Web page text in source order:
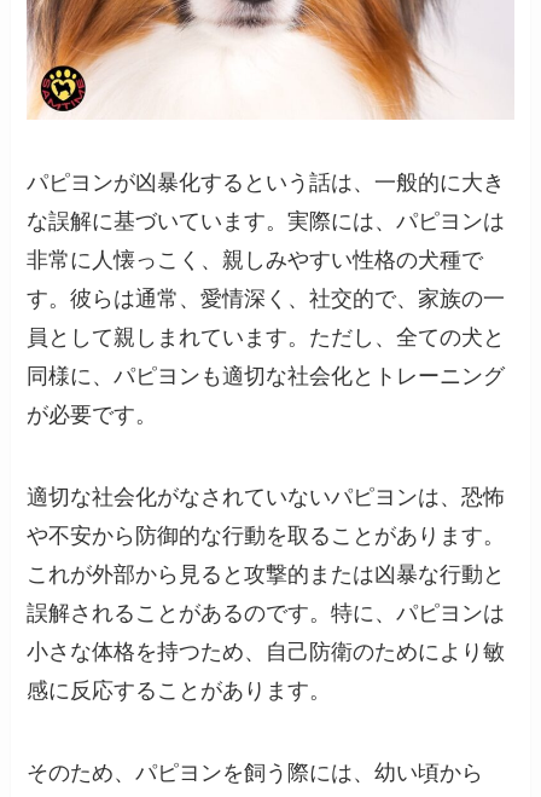
パピヨンが凶暴化するという話は、一般的に大き
な誤解に基づいています。実際には、パピヨンは
非常に人懐っこく、親しみやすい性格の犬種で
す。彼らは通常、愛情深く、社交的で、家族の一
員として親しまれています。ただし、全ての犬と
同様に、パピヨンも適切な社会化とトレーニング
が必要です。
適切な社会化がなされていないパピヨンは、恐怖
や不安から防御的な行動を取ることがあります。
これが外部から見ると攻撃的または凶暴な行動と
誤解されることがあるのです。特に、パピヨンは
小さな体格を持つため、自己防衛のためにより敏
感に反応することがあります。
そのため、パピヨンを飼う際には、幼い頃から